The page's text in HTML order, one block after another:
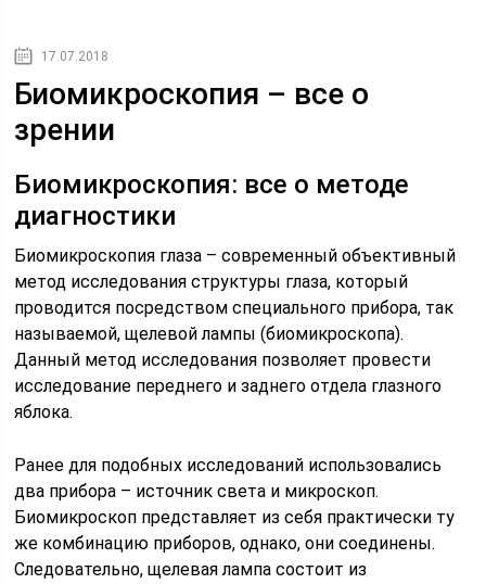
17.07.2018
Биомикроскопия – все о
зрении
Биомикроскопия: все о методе
диагностики
Биомикроскопия глаза – современный объективный
метод исследования структуры глаза, который
проводится посредством специального прибора, так
называемой, щелевой лампы (биомикроскопа).
Данный метод исследования позволяет провести
исследование переднего и заднего отдела глазного
яблока.
Ранее для подобных исследований использовались
два прибора – источник света и микроскоп.
Биомикроскоп представляет из себя практически ту
же комбинацию приборов, однако, они соединены.
Следовательно, щелевая лампа состоит из